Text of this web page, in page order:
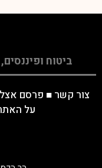
ביטוח
צור קשר ■ פרסם
על